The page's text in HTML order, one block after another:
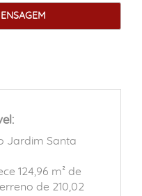
Jardim Santa
124,96 m² de
de 210,02